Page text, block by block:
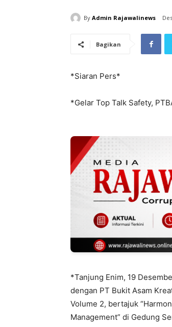
By Admin Rajawalinews
Bagikan
*Siaran Pers*
*Gelar Top Talk Safety,
*Tanjung Enim, 19
dengan PT Bukit Asam
Volume 2, bertajuk
Management” di Gedung